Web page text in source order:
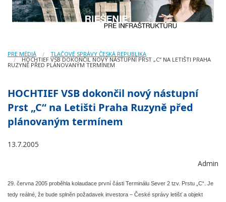
PRE MÉDIÁ TLAČOVÉ SPRÁVY ČESKÁ REPUBLIKA
HOCHTIEF VSB DOKONČIL NOVÝ NÁSTUPNÍ PRST „C“ NA LETIŠTI PRAHA
RUZYNĚ PŘED PLÁNOVANÝM TERMÍNEM
HOCHTIEF VSB dokončil nový nástupní
Prst „C“ na Letišti Praha Ruzyně před
plánovaným termínem
13.7.2005
Admin
29. června 2005 proběhla kolaudace první části Terminálu Sever 2 tzv. Prstu „C“. Je
tedy reálné, že bude splněn požadavek investora – České správy letišť a objekt